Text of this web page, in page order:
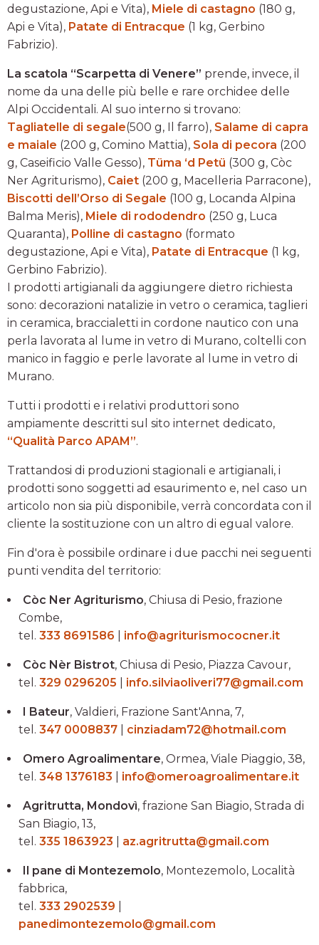
degustazione, Api e Vita), Miele di castagno (180 g,
Api e Vita), Patate di Entracque (1 kg, Gerbino
Fabrizio).
La scatola “Scarpetta di Venere” prende, invece, il
nome da una delle più belle e rare orchidee delle
Alpi Occidentali. Al suo interno si trovano:
Tagliatelle di segale(500 g, Il farro), Salame di capra
e maiale (200 g, Comino Mattia), Sola di pecora (200
g, Caseificio Valle Gesso), Tüma ‘d Petü (300 g, Còc
Ner Agriturismo), Caiet (200 g, Macelleria Parracone),
Biscotti dell’Orso di Segale (100 g, Locanda Alpina
Balma Meris), Miele di rododendro (250 g, Luca
Quaranta), Polline di castagno (formato
degustazione, Api e Vita), Patate di Entracque (1 kg,
Gerbino Fabrizio).
I prodotti artigianali da aggiungere dietro richiesta
sono: decorazioni natalizie in vetro o ceramica, taglieri
in ceramica, braccialetti in cordone nautico con una
perla lavorata al lume in vetro di Murano, coltelli con
manico in faggio e perle lavorate al lume in vetro di
Murano.
Tutti i prodotti e i relativi produttori sono
ampiamente descritti sul sito internet dedicato,
“Qualità Parco APAM”.
Trattandosi di produzioni stagionali e artigianali, i
prodotti sono soggetti ad esaurimento e, nel caso un
articolo non sia più disponibile, verrà concordata con il
cliente la sostituzione con un altro di egual valore.
Fin d'ora è possibile ordinare i due pacchi nei seguenti
punti vendita del territorio:
Còc Ner Agriturismo, Chiusa di Pesio, frazione
Combe,
tel. 333 8691586 info@agriturismococner.it
Còc Nèr Bistrot, Chiusa di Pesio, Piazza Cavour,
tel. 329 0296205 info.silviaoliveri77@gmail.com
I Bateur, Valdieri, Frazione Sant'Anna, 7,
tel. 347 0008837 cinziadam72@hotmail.com
Omero Agroalimentare, Ormea, Viale Piaggio, 38,
tel. 348 1376183 info@omeroagroalimentare.it
Agritrutta, Mondovì, frazione San Biagio, Strada di
San Biagio, 13,
tel. 335 1863923 az.agritrutta@gmail.com
Il pane di Montezemolo, Montezemolo, Località
fabbrica,
tel. 333 2902539
panedimontezemolo@gmail.com